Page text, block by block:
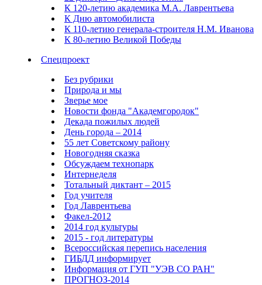
К 120-летию академика М.А. Лаврентьева
К Дню автомобилиста
К 110-летию генерала-строителя Н.М. Иванова
К 80-летию Великой Победы
Спецпроект
Без рубрики
Природа и мы
Зверье мое
Новости фонда "Академгородок"
Декада пожилых людей
День города – 2014
55 лет Советскому району
Новогодняя сказка
Обсуждаем технопарк
Интернеделя
Тотальный диктант – 2015
Год учителя
Год Лаврентьева
Факел-2012
2014 год культуры
2015 - год литературы
Всероссийская перепись населения
ГИБДД информирует
Информация от ГУП "УЭВ СО РАН"
ПРОГНОЗ-2014